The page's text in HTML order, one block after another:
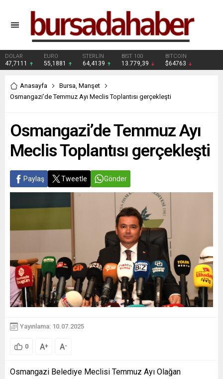
DOLAR
47,7111
EURO
55,1881
STERLİN
64,4139
BIST 100
13.779,39
BITCOIN
$64763
Anasayfa Bursa, Manşet
Osmangazi’de Temmuz Ayı Meclis Toplantısı gerçekleşti
Osmangazi’de Temmuz Ayı
Meclis Toplantısı gerçekleşti
Paylaş Tweetle Gönder
Yayınlama: 10.07.2025
0 A+ A-
Osmangazi Belediye Meclisi Temmuz Ayı Olağan